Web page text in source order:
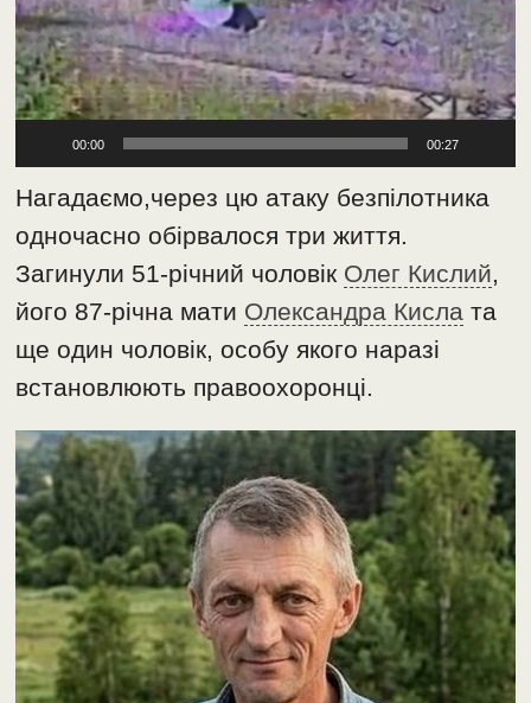
00:00 00:27
Нагадаємо,через цю атаку безпілотника
одночасно обірвалося три життя.
Загинули 51-річний чоловік Олег Кислий
його 87-річна мати Олександра Кисла та
ще один чоловік, особу якого наразі
встановлюють правоохоронці.